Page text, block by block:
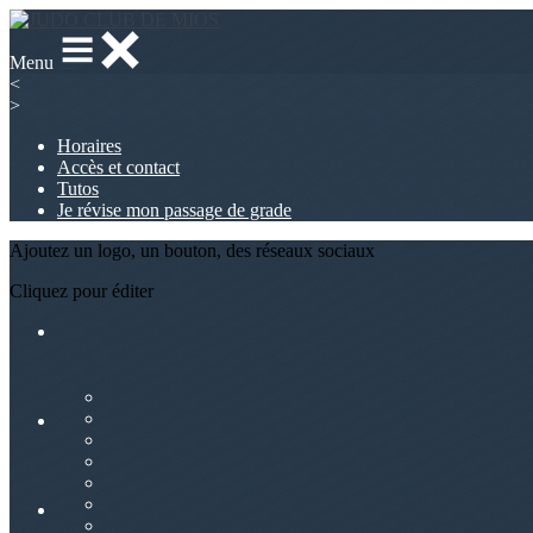
Menu
<
>
Horaires
Accès et contact
Tutos
Je révise mon passage de grade
Ajoutez un logo, un bouton, des réseaux sociaux
Cliquez pour éditer